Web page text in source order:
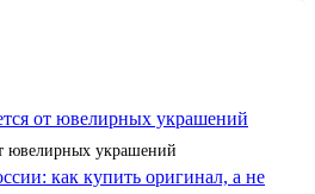
ювелирных украшений